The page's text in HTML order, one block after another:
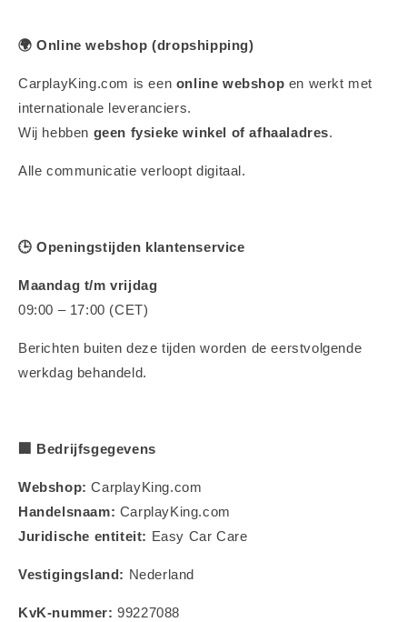
🌍 Online webshop (dropshipping)
CarplayKing.com is een online webshop en werkt met
internationale leveranciers.
Wij hebben geen fysieke winkel of afhaaladres.
Alle communicatie verloopt digitaal.
🕒 Openingstijden klantenservice
Maandag t/m vrijdag
09:00 – 17:00 (CET)
Berichten buiten deze tijden worden de eerstvolgende
werkdag behandeld.
🏢 Bedrijfsgegevens
Webshop: CarplayKing.com
Handelsnaam: CarplayKing.com
Juridische entiteit: Easy Car Care
Vestigingsland: Nederland
KvK-nummer: 99227088